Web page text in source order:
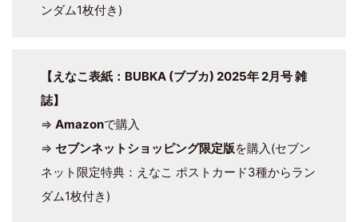
ンダム1枚付き)
【えなこ表紙：BUBKA (ブブカ) 2025年 2月号 雑
誌】
⇒ Amazonで購入
⇒ セブンネットショッピング限定版を購入(セブン
ネット限定特典：えなこ ポストカード3種からラン
ダム1枚付き)